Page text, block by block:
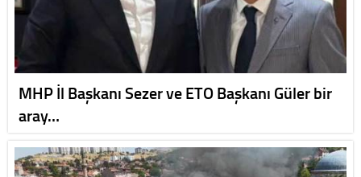
MHP İl Başkanı Sezer ve ETO Başkanı Güler bir
aray…